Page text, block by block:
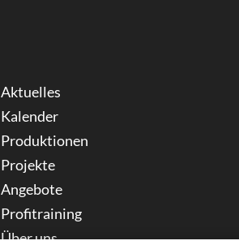
Aktuelles
Kalender
Produktionen
Projekte
Angebote
Profitraining
Über uns